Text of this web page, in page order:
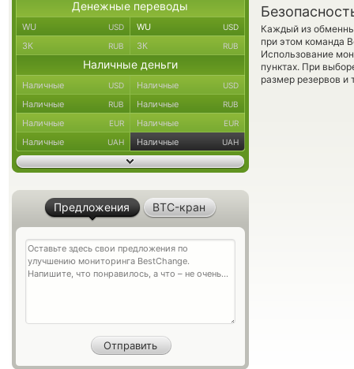
Каждый из
при этом команда
Использование
пунктах. При
размер резервов и
Денежные переводы
WU USD WU USD
ЗК RUB ЗК RUB
Наличные деньги
Наличные USD Наличные USD
Наличные RUB Наличные RUB
Наличные EUR Наличные EUR
Наличные UAH Наличные UAH
Предложения BTC-кран